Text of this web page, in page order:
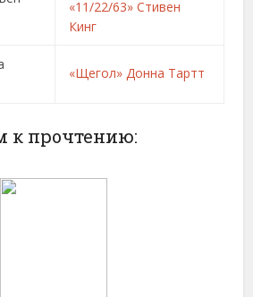
«11/22/63» Стивен
Кинг
«Щегол» Донна Тартт
к прочтению: